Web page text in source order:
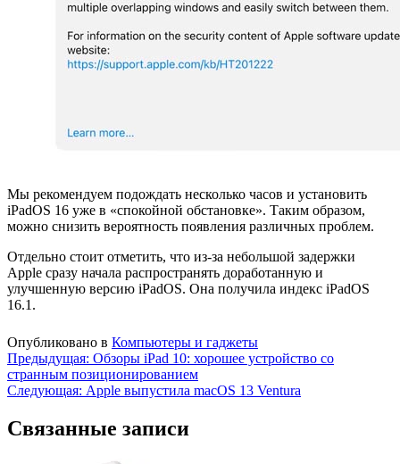
Мы рекомендуем подождать несколько часов и установить
iPadOS 16 уже в «спокойной обстановке». Таким образом,
можно снизить вероятность появления различных проблем.
Отдельно стоит отметить, что из-за небольшой задержки
Apple сразу начала распространять доработанную и
улучшенную версию iPadOS. Она получила индекс iPadOS
16.1.
Опубликовано в Компьютеры и гаджеты
Навигация
по
Предыдущая: Обзоры iPad 10: хорошее устройство со
странным позиционированием
Следующая: Apple выпустила macOS 13 Ventura
Связанные записи